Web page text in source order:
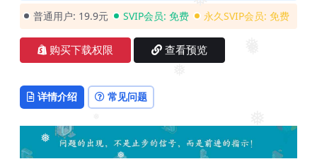
❅
❅
❅
❅
普通用户: 19.9元 SVIP会员: 免费 永久SVIP会员: 免费
购买下载权限 查看预览
详情介绍 常见问题